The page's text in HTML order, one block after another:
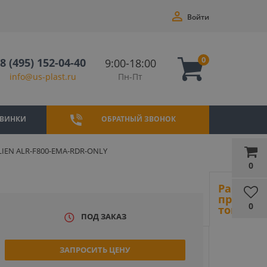
0
0
Войти
8 (495) 152-04-40
info@us-plast.ru
9:00-18:00
Пн-Пт
0
ОБРАТНЫЙ ЗВОНОК
ALR-F800-EMA-RDR-ONLY
ПОД ЗАКАЗ
ЗАПРОСИТЬ ЦЕНУ
Ранее
товары